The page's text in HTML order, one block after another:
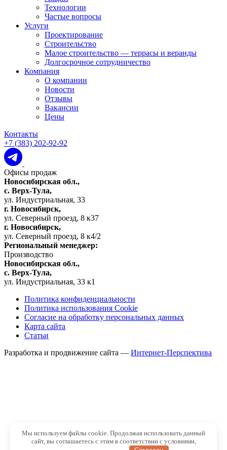
Технологии
Частые вопросы
Услуги
Проектирование
Строительство
Малое строительство — террасы и веранды
Долгосрочное сотрудничество
Компания
О компании
Новости
Отзывы
Вакансии
Цены
Контакты
+7 (383) 202-92-92
Офисы продаж
Новосибирская обл.,
c. Верх-Тула,
ул. Индустриальная, 33
г. Новосибирск,
ул. Северный проезд, 8 к37
г. Новосибирск,
ул. Северный проезд, 8 к4/2
Региональный менеджер:
Производство
Новосибирская обл.,
c. Верх-Тула,
ул. Индустриальная, 33 к1
Политика конфиденциальности
Политика использования Cookie
Согласие на обработку персональных данных
Карта сайта
Статьи
Разработка и продвижение сайта — Интернет-Перспектива
Мы используем файлы cookie. Продолжая использовать данный
сайт, вы соглашаетесь с этим в соответствии с условиями,